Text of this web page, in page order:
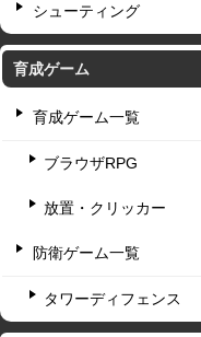
シューティング
育成ゲーム
育成ゲーム一覧
ブラウザRPG
放置・クリッカー
防衛ゲーム一覧
タワーディフェンス